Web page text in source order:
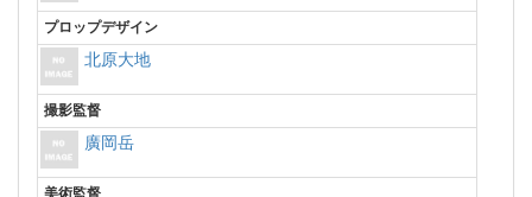
プロップデザイン
北原大地
撮影監督
廣岡岳
美術監督